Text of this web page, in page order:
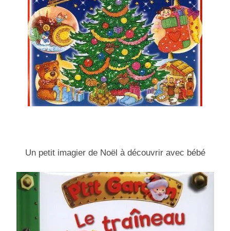
Un petit imagier de Noël à découvrir avec bébé